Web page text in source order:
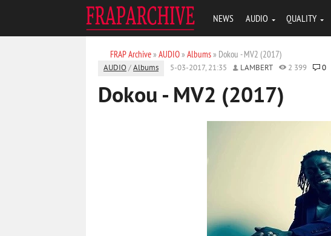
NEWS AUDIO QUALITY
FRAP Archive» AUDIO» Albums» Dokou - MV2 (2017)
AUDIO /Albums 5-03-2017, 21:35 LAMBERT 2 399 0
Dokou - MV2 (2017)